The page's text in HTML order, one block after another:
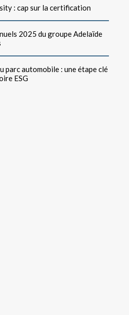
: cap sur la certification
2025 du groupe Adelaïde
parc automobile : une étape clé
ESG